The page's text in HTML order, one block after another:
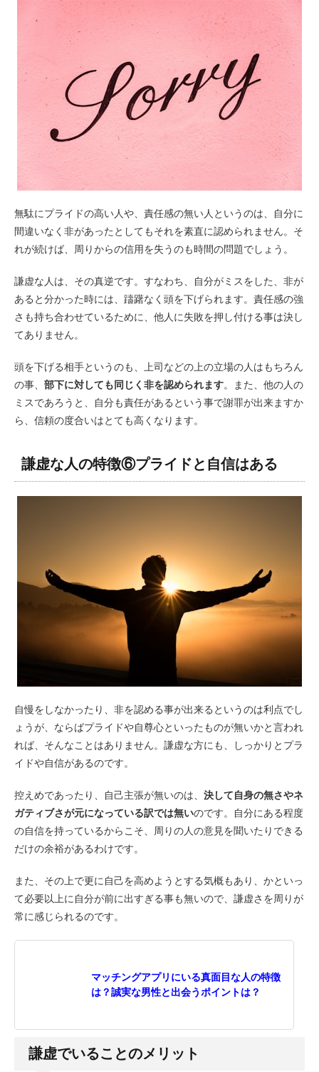
無駄にプライドの高い人や、責任感の無い人というのは、自分に
間違いなく非があったとしてもそれを素直に認められません。そ
れが続けば、周りからの信用を失うのも時間の問題でしょう。
謙虚な人は、その真逆です。すなわち、自分がミスをした、非が
あると分かった時には、躊躇なく頭を下げられます。責任感の強
さも持ち合わせているために、他人に失敗を押し付ける事は決し
てありません。
頭を下げる相手というのも、上司などの上の立場の人はもちろん
の事、 部下に対しても同じく非を認められます。また、他の人の
ミスであろうと、自分も責任があるという事で謝罪が出来ますか
ら、信頼の度合いはとても高くなります。
謙虚な人の特徴⑥プライドと自信はある
自慢をしなかったり、非を認める事が出来るというのは利点でし
ょうが、ならばプライドや自尊心といったものが無いかと言われ
れば、そんなことはありません。謙虚な方にも、しっかりとプラ
イドや自信があるのです。
控えめであったり、自己主張が無いのは、 決して自身の無さやネ
ガティブさが元になっている訳では無いのです。自分にある程度
の自信を持っているからこそ、周りの人の意見を聞いたりできる
だけの余裕があるわけです。
また、その上で更に自己を高めようとする気概もあり、かといっ
て必要以上に自分が前に出すぎる事も無いので、謙虚さを周りが
常に感じられるのです。
マッチングアプリにいる真面目な人の特徴
は？誠実な男性と出会うポイントは？
謙虚でいることのメリット